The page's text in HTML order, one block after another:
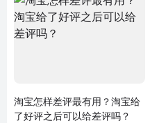
淘宝怎样差评最有用？淘宝给
了好评之后可以给差评吗？